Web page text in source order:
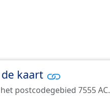
de kaart
postcodegebied 7555 AC.